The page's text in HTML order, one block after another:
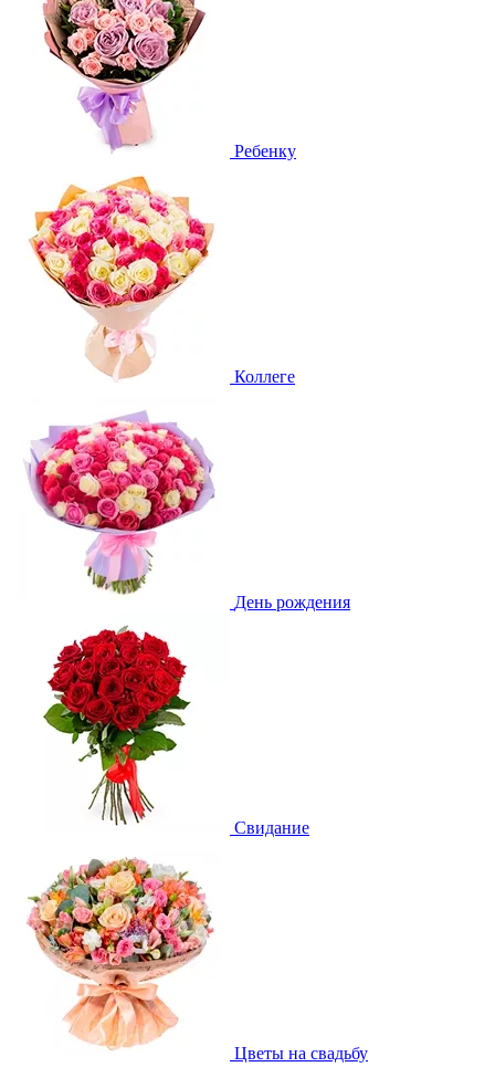
Ребенку
Коллеге
День рождения
Свидание
Цветы на свадьбу